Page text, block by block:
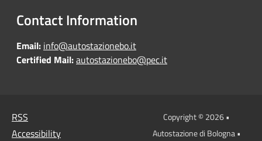
Contact Information
Email: info@autostazionebo.it
Certified Mail:autostazionebo@pec.it
RSS
Accessibility
Copyright © 2026 •
Autostazione di Bologna •